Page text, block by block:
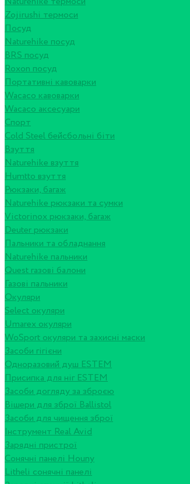
Zojirushi термоси
Посуд
Naturehike посуд
BRS посуд
Roxon посуд
Портативні кавоварки
Wacaco кавоварки
Wacaco аксесуари
Спорт
Cold Steel бейсбольні біти
Взуття
Naturehike взуття
Humtto взуття
Рюкзаки, багаж
Naturehike рюкзаки та сумки
Victorinox рюкзаки, багаж
Deuter рюкзаки
Пальники та обладнання
Naturehike пальники
Quest газові балони
Газові пальники
Окуляри
Select окуляри
Umarex окуляри
WoSport окуляри та захисні маски
Засоби гігієни
Одноразовий душ ESTEM
Присипка для ніг ESTEM
Засоби догляду за зброєю
Вішери для зброї Ballistol
Засоби для чищення зброї
Інструмент Real Avid
Зарядні пристрої
Сонячні панелі Houny
Litheli сонячні панелі